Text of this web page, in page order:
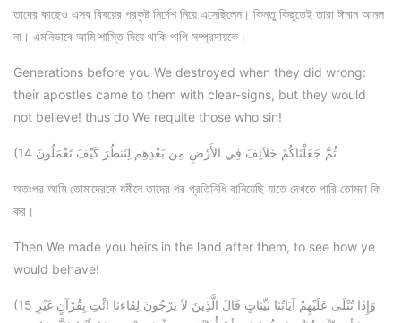
তাদের কাছেও এসব বিষয়ের প্রকৃষ্ট নির্দেশ নিয়ে এসেছিলেন। কিন্তু কিছুতেই তারা ঈমান আনল
না। এমনিভাবে আমি শাস্তি দিয়ে থাকি পাপি সম্প্রদায়কে।
Generations before you We destroyed when they did wrong:
their apostles came to them with clear-signs, but they would
not believe! thus do We requite those who sin!
(14 ثُمَّ جَعَلْنَاكُمْ خَلاَئِفَ فِي الأَرْضِ مِن بَعْدِهِم لِنَنظُرَ كَيْفَ تَعْمَلُونَ
অতঃপর আমি তোমাদেরকে যমীনে তাদের পর প্রতিনিধি বানিয়েছি যাতে দেখতে পারি তোমরা কি
কর।
Then We made you heirs in the land after them, to see how ye
would behave!
(15 وَإِذَا تُتْلَى عَلَيْهِمْ آيَاتُنَا بَيِّنَاتٍ قَالَ الَّذِينَ لاَ يَرْجُونَ لِقَاءنَا ائْتِ بِقُرْآنٍ غَيْرِ